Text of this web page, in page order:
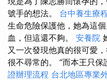
號手的想法。 台中養生療
生命危險保護他，她為這
血，但這還不夠。 安養院
又一次發現他真的很可愛
很不尋常的。 “而本王只保
證辦理流程 台北地區專業